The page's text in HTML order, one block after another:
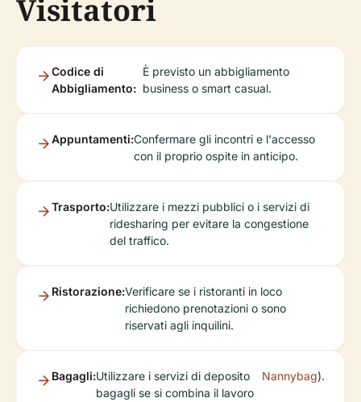
Visitatori
Codice di
Abbigliamento:
È previsto un abbigliamento
business o smart casual.
Appuntamenti:Confermare gli incontri e l'accesso
con il proprio ospite in anticipo.
Trasporto:Utilizzare i mezzi pubblici o i servizi di
ridesharing per evitare la congestione
del traffico.
Ristorazione:Verificare se i ristoranti in loco
richiedono prenotazioni o sono
riservati agli inquilini.
Bagagli:Utilizzare i servizi di deposito
bagagli se si combina il lavoro
Nannybag).